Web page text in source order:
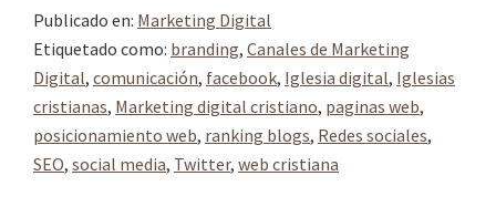
Publicado en: Marketing Digital
Etiquetado como: branding, Canales de Marketing
Digital, comunicación, facebook, Iglesia digital, Iglesias
cristianas, Marketing digital cristiano, paginas web,
posicionamiento web, ranking blogs, Redes sociales,
SEO, social media, Twitter, web cristiana